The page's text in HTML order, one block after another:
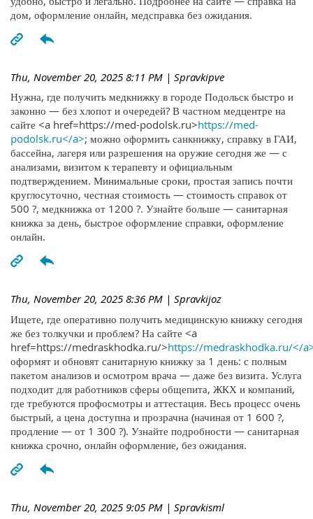
дом, оформление онлайн, медсправка без ожидания.
Thu, November 20, 2025 8:11 PM | Spravkipve
Нужна, где получить медкнижку в городе Подольск быстро и
законно — без хлопот и очередей? В частном медцентре на
сайте <a href=https://med-podolsk.ru>https://med-
podolsk.ru</a>; можно оформить санкнижку, справку в ГАИ,
бассейна, лагеря или разрешения на оружие сегодня же — с
анализами, визитом к терапевту и официальным
подтверждением. Минимальные сроки, простая запись почти
круглосуточно, честная стоимость — стоимость справок от
500 ?, медкнижка от 1200 ?. Узнайте больше — санитарная
книжка за день, быстрое оформление справки, оформление
онлайн.
Thu, November 20, 2025 8:36 PM | Spravkijoz
Ищете, где оперативно получить медицинскую книжку сегодня
же без толкучки и проблем? На сайте <a
href=https://medraskhodka.ru/>https://medraskhodka.ru/</
оформят и обновят санитарную книжку за 1 день: с полным
пакетом анализов и осмотром врача — даже без визита. Услуга
подходит для работников сферы общепита, ЖКХ и компаний,
где требуются профосмотры и аттестация. Весь процесс очень
быстрый, а цена доступна и прозрачна (начиная от 1 600 ?,
продление — от 1 300 ?). Узнайте подробности — санитарная
книжка срочно, онлайн оформление, без ожидания.
Thu, November 20, 2025 9:05 PM | Spravkisml